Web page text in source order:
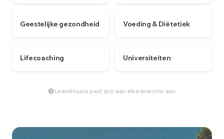
Geestelijke gezondheid Voeding & Diëtetiek
Lifecoaching Universiteiten
LearnHouse past zich aan elke branche aan.